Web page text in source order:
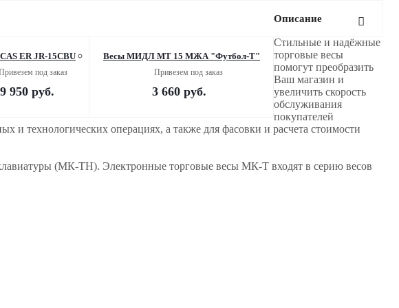
ER JR-15CBU
под заказ
950руб.
Весы МИДЛ МТ 15 МЖА "Футбол-Т"
Привезем под заказ
3 660 руб.
Описание
Стильные и надёжные
торговые весы
помогут преобразить
Ваш магазин и
увеличить скорость
обслуживания
покупателей
технологических операциях, а также для фасовки и расчета стоимости
(МК-ТН). Электронные торговые весы МК-Т входят в серию весов